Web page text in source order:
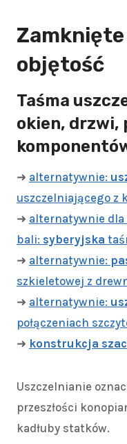
objętość
Taśma
okien, drzwi,
➜ alternatywnie:
uszczelniającego z
➜ alternatywnie dla
bali: syberyjska
➜ alternatywnie:
szkieletowej z
➜ alternatywnie:
połączeniach
➜ konstrukcja
Uszczelnianie
przeszłości
kadłuby statków.